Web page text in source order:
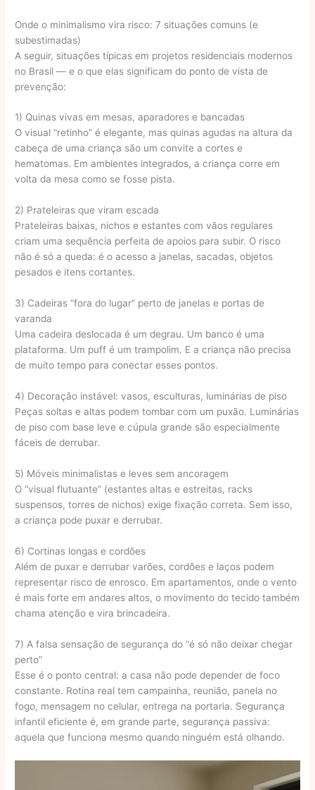
Onde o minimalismo vira risco: 7 situações comuns (e
subestimadas)
A seguir, situações típicas em projetos residenciais modernos
no Brasil — e o que elas significam do ponto de vista de
prevenção:
1) Quinas vivas em mesas, aparadores e bancadas
O visual “retinho” é elegante, mas quinas agudas na altura da
cabeça de uma criança são um convite a cortes e
hematomas. Em ambientes integrados, a criança corre em
volta da mesa como se fosse pista.
2) Prateleiras que viram escada
Prateleiras baixas, nichos e estantes com vãos regulares
criam uma sequência perfeita de apoios para subir. O risco
não é só a queda: é o acesso a janelas, sacadas, objetos
pesados e itens cortantes.
3) Cadeiras “fora do lugar” perto de janelas e portas de
varanda
Uma cadeira deslocada é um degrau. Um banco é uma
plataforma. Um puff é um trampolim. E a criança não precisa
de muito tempo para conectar esses pontos.
4) Decoração instável: vasos, esculturas, luminárias de piso
Peças soltas e altas podem tombar com um puxão. Luminárias
de piso com base leve e cúpula grande são especialmente
fáceis de derrubar.
5) Móveis minimalistas e leves sem ancoragem
O “visual flutuante” (estantes altas e estreitas, racks
suspensos, torres de nichos) exige fixação correta. Sem isso,
a criança pode puxar e derrubar.
6) Cortinas longas e cordões
Além de puxar e derrubar varões, cordões e laços podem
representar risco de enrosco. Em apartamentos, onde o vento
é mais forte em andares altos, o movimento do tecido também
chama atenção e vira brincadeira.
7) A falsa sensação de segurança do “é só não deixar chegar
perto”
Esse é o ponto central: a casa não pode depender de foco
constante. Rotina real tem campainha, reunião, panela no
fogo, mensagem no celular, entrega na portaria. Segurança
infantil eficiente é, em grande parte, segurança passiva:
aquela que funciona mesmo quando ninguém está olhando.